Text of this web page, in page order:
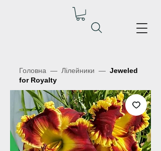
Головна — Лілейники — Jeweled
for Royalty